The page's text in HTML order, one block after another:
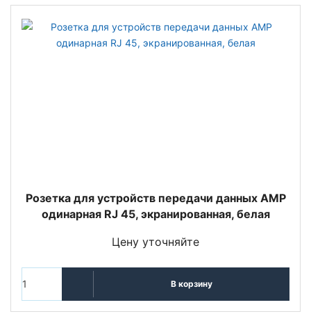
Розетка для устройств передачи данных АМР
одинарная RJ 45, экранированная, белая
Цену уточняйте
В корзину